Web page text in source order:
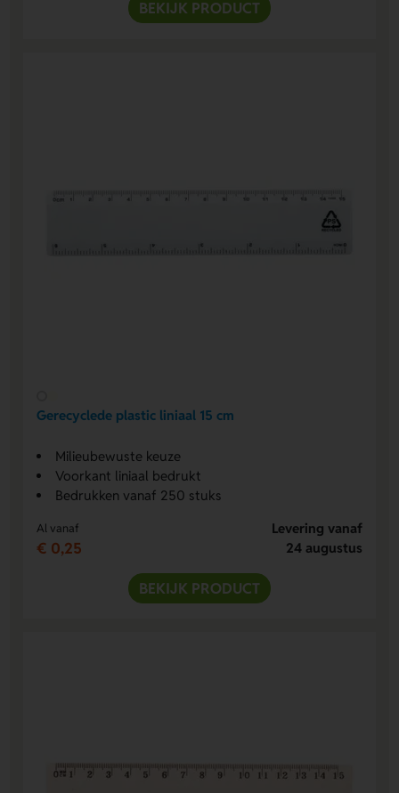
BEKIJK PRODUCT
Gerecyclede plastic liniaal 15 cm
Milieubewuste keuze
Voorkant liniaal bedrukt
Bedrukken vanaf 250 stuks
Al vanaf
€ 0,25
Levering vanaf
24 augustus
BEKIJK PRODUCT